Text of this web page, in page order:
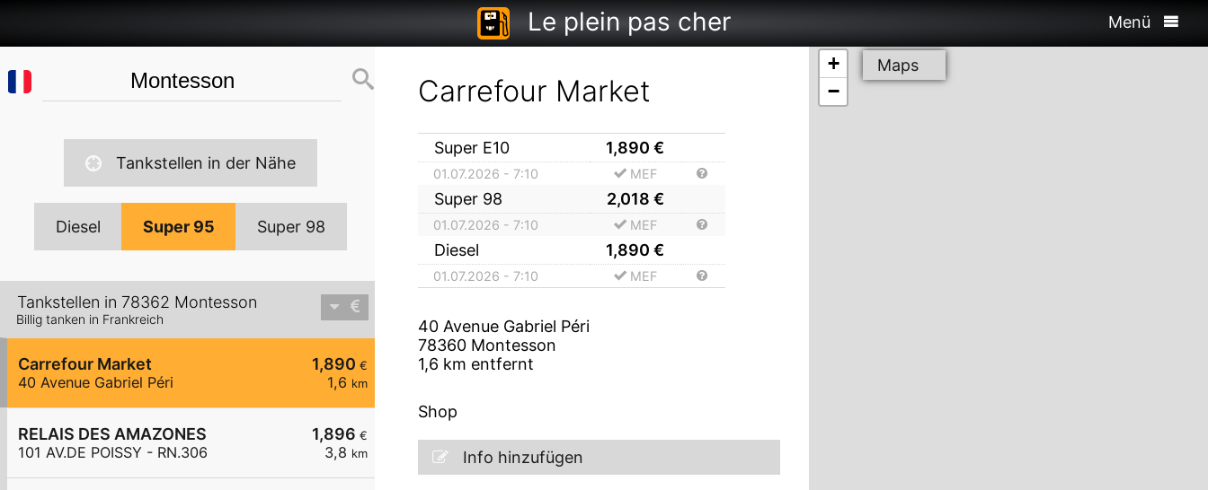
Le plein pas cher Menü
Tankstellen in der Nähe
Diesel Super 95 Super 98
Tankstellen in 78362 Montesson
Billig tanken in Frankreich
1,890 €
1,6 km
Carrefour Market
40 Avenue Gabriel Péri
1,896 €
3,8 km
RELAIS DES AMAZONES
101 AV.DE POISSY - RN.306
Carrefour Market
Super E10 1,890 €
01.07.2026 - 7:10 MEF
Super 98 2,018 €
01.07.2026 - 7:10 MEF
Diesel 1,890 €
01.07.2026 - 7:10 MEF
40 Avenue Gabriel Péri
78360 Montesson
1,6 km entfernt
Shop
Info hinzufügen
+
−
Maps